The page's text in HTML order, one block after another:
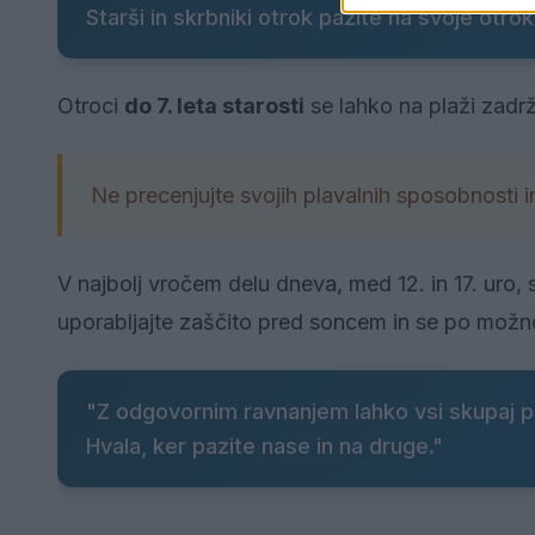
Starši in skrbniki otrok pazite na svoje
Otroci do 7. leta starosti se lahko na plaži
Ne precenjujte svojih plavalnih sposobnosti
V najbolj vročem delu dneva, med 12. in 17.
uporabljajte zaščito pred soncem in se po
"Z odgovornim ravnanjem lahko vsi skupaj
Hvala, ker pazite nase in na druge."